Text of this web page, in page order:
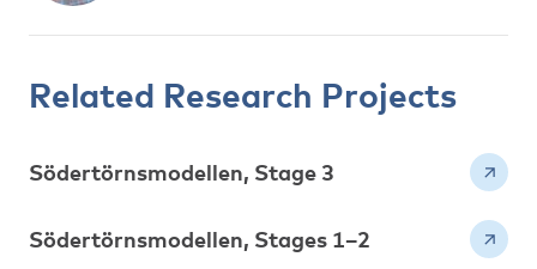
Related Research Projects
Södertörnsmodellen, Stage 3
Södertörnsmodellen, Stages 1–2